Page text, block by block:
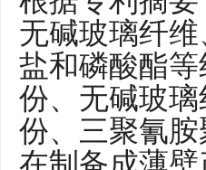
无碱玻璃纤
盐和磷酸酯
份、无碱玻
份、三聚氰